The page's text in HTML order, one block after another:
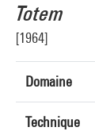
Totem
[1964]
Domaine
Technique